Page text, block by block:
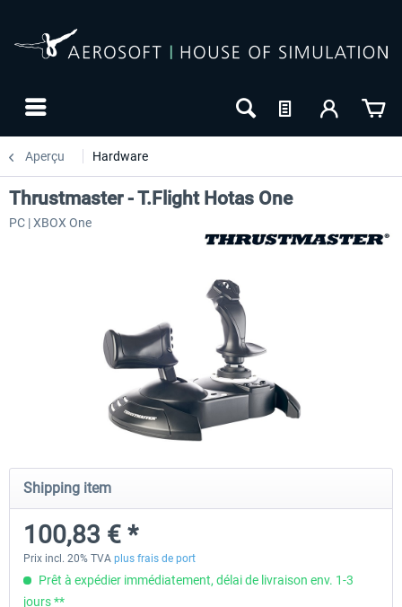
Aperçu Hardware
Honeycomb - Flight Sim USB Hub
50,41 € *
Honeycomb - Bravo Throttle
Thrustmaster - T.Flight Hotas One
PC | XBOX One
Shipping item
100,83 € *
Prix incl. 20% TVA plus frais de port
Prêt à expédier immédiatement, délai de livraison env. 1-3
jours **